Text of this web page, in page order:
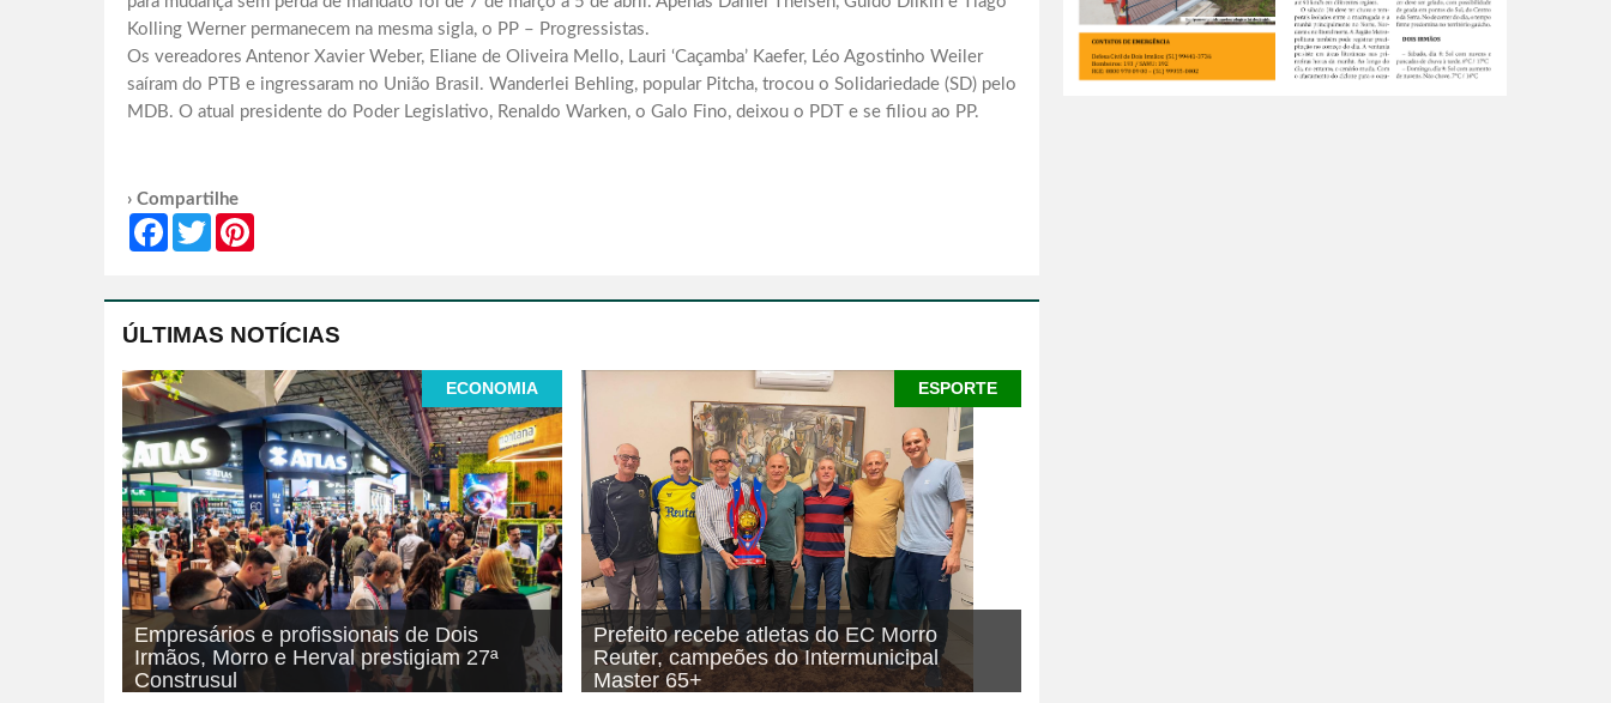
Kolling Werner permanecem na mesma sigla, o PP – Progressistas.
Os vereadores Antenor Xavier Weber, Eliane de Oliveira Mello, Lauri ‘Caçamba’ Kaefer, Léo Agostinho Weiler
saíram do PTB e ingressaram no União Brasil. Wanderlei Behling, popular Pitcha, trocou o Solidariedade (SD) pelo
MDB. O atual presidente do Poder Legislativo, Renaldo Warken, o Galo Fino, deixou o PDT e se filiou ao PP.
› Compartilhe
FacebookTwitter
ÚLTIMAS NOTÍCIAS
ECONOMIA
Empresários e profissionais de Dois
Irmãos, Morro e Herval prestigiam 27ª
Construsul
ESPORTE
Prefeito recebe atletas do EC Morro
Reuter, campeões do Intermunicipal
Master 65+